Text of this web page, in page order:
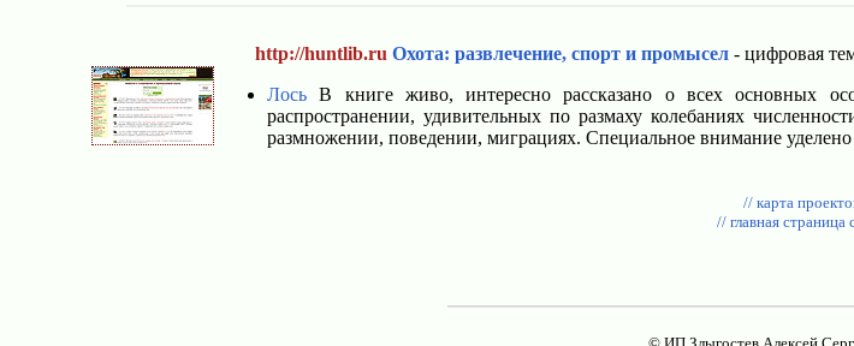
http://huntlib.ru Охота: развлечение, спорт и промысел - цифровая
Лось В книге живо, интересно рассказано о всех основных
распространении, удивительных по размаху колебаниях
размножении, поведении, миграциях. Специальное внимание
// карта
// главная страница